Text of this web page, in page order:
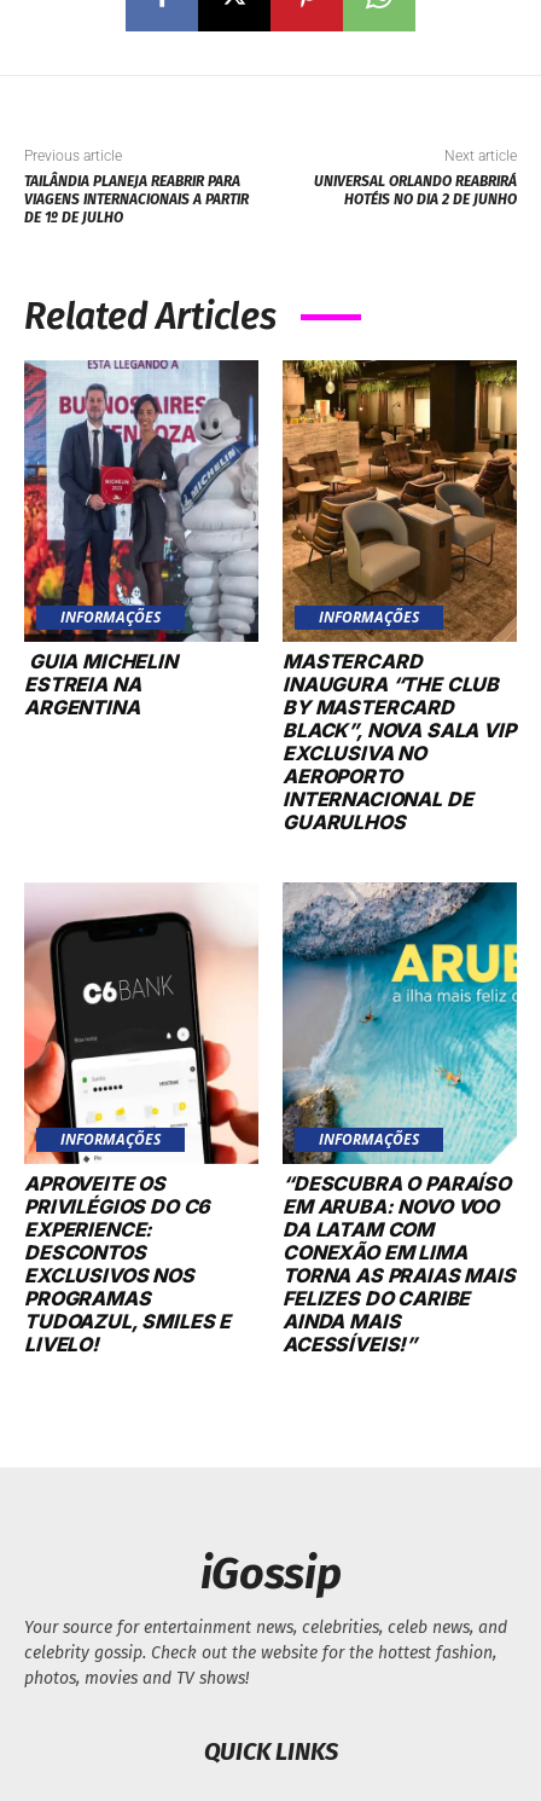
Previous article
TAILÂNDIA PLANEJA REABRIR PARA
VIAGENS INTERNACIONAIS A PARTIR
DE 1º DE JULHO
Next article
UNIVERSAL ORLANDO REABRIRÁ
HOTÉIS NO DIA 2 DE JUNHO
Related Articles
INFORMAÇÕES
GUIA MICHELIN
ESTREIA NA
ARGENTINA
INFORMAÇÕES
MASTERCARD
INAUGURA “THE CLUB
BY MASTERCARD
BLACK”, NOVA SALA VIP
EXCLUSIVA NO
AEROPORTO
INTERNACIONAL DE
GUARULHOS
INFORMAÇÕES
APROVEITE OS
PRIVILÉGIOS DO C6
EXPERIENCE:
DESCONTOS
EXCLUSIVOS NOS
PROGRAMAS
TUDOAZUL, SMILES E
LIVELO!
INFORMAÇÕES
“DESCUBRA O PARAÍSO
EM ARUBA: NOVO VOO
DA LATAM COM
CONEXÃO EM LIMA
TORNA AS PRAIAS MAIS
FELIZES DO CARIBE
AINDA MAIS
ACESSÍVEIS!”
iGossip
Your source for entertainment news, celebrities, celeb news, and
celebrity gossip. Check out the website for the hottest fashion,
photos, movies and TV shows!
QUICK LINKS